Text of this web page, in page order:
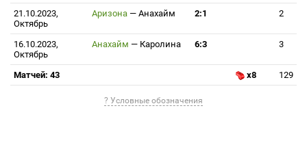
21.10.2023,
Октябрь
Аризона — Анахайм 2:1 2
16.10.2023,
Октябрь
Анахайм — Каролина 6:3 3
Матчей: 43 x8 129
? Условные обозначения